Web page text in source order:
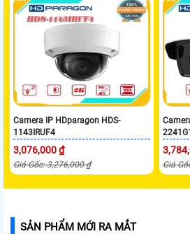
Camera IP HDparagon HDS-
1143IRUF4
3,076,000 ₫
Giá Gốc: 3,276,000 ₫ Giá
SẢN PHẨM MỚI RA MẮT